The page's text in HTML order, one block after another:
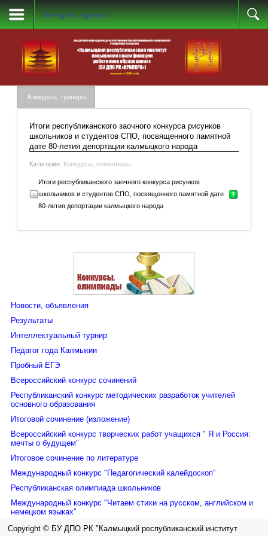
Конкурсы, турниры
Конкурсы, турниры
Итоги республиканского заочного конкурса рисунков
школьников и студентов СПО, посвященного памятной
дате 80-летия депортации калмыцкого народа
Категория: Конкурсы, олимпиады
Итоги республиканского заочного конкурса рисунков
школьников и студентов СПО, посвященного памятной дате
80-летия депортации калмыцкого народа
Новости, объявления
Результаты
Интеллектуальный турнир
Педагог года Калмыкии
Пробный ЕГЭ
Всероссийский конкурс сочинений
Республиканский конкурс методических разработок учителей
основного образования
Итоговой сочинение (изложение)
Всероссийский конкурс творческих работ учащихся " Я и Россия:
мечты о будущем"
Итоговое сочинение по литературе
Международный конкурс "Педагогический калейдоскоп"
Республиканская олимпиада школьников
Международный конкурс "Читаем стихи на русском, английском и
немецком языках"
Copyright © БУ ДПО РК "Калмыцкий республиканский институт